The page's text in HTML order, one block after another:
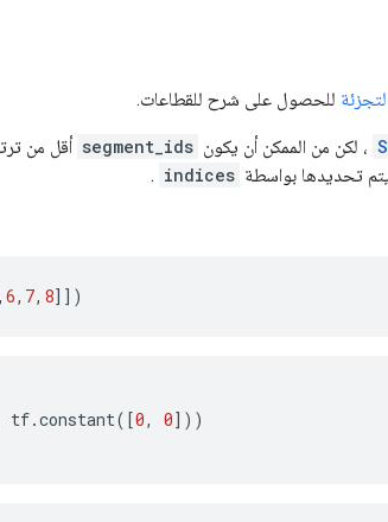
للحصول على شرح للقطاعات.
، لكن من الممكن أن يكون segment_ids أقل من
indices
.
, 6, 7, 8]])
tf.constant([0, 0]))